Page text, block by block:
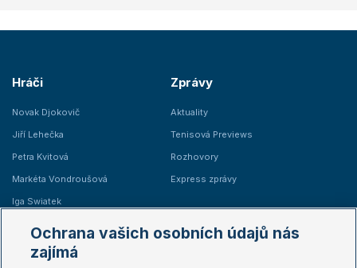
Hráči
Novak Djokovič
Jiří Lehečka
Petra Kvitová
Markéta Vondroušová
Iga Swiatek
Zprávy
Aktuality
Tenisová Previews
Rozhovory
Express zprávy
Žebříčky
Ochrana vašich osobních údajů nás
zajímá